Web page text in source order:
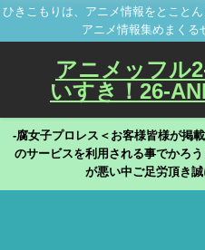
ひきこもりは、アニメ情報をとこと
アニメ情報集めまくる
アニメッフル
いすき！26-
-腐女子プロレス＜お客様皆様が掲
のサービスを利用される事でかろ
が悪い中ご足労頂き誠